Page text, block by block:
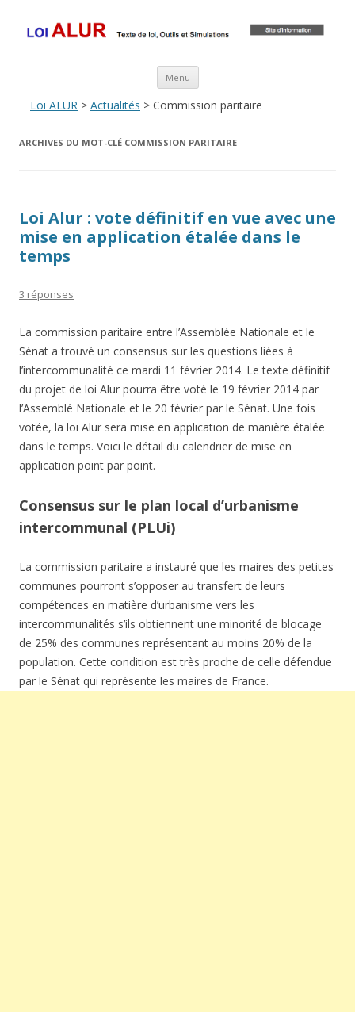
Loi ALUR
ALUR
Menu Aller au contenu principal
Loi ALUR > Actualités > Commission paritaire
ARCHIVES DU MOT-CLÉ COMMISSION PARITAIRE
Loi Alur : vote définitif en vue avec une
mise en application étalée dans le
temps
3 réponses
La commission paritaire entre l’Assemblée Nationale et le
Sénat a trouvé un consensus sur les questions liées à
l’intercommunalité ce mardi 11 février 2014. Le texte définitif
du projet de loi Alur pourra être voté le 19 février 2014 par
l’Assemblé Nationale et le 20 février par le Sénat. Une fois
votée, la loi Alur sera mise en application de manière étalée
dans le temps. Voici le détail du calendrier de mise en
application point par point.
Consensus sur le plan local d’urbanisme
intercommunal (PLUi)
La commission paritaire a instauré que les maires des petites
communes pourront s’opposer au transfert de leurs
compétences en matière d’urbanisme vers les
intercommunalités s’ils obtiennent une minorité de blocage
de 25% des communes représentant au moins 20% de la
population. Cette condition est très proche de celle défendue
par le Sénat qui représente les maires de France.